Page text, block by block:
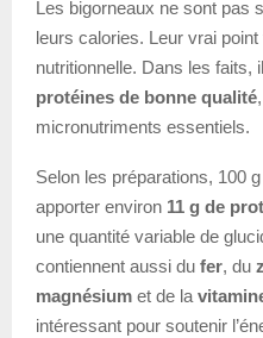
Les bigorneaux ne sont pas
leurs calories. Leur vrai point
nutritionnelle. Dans les faits,
protéines de bonne qualité
micronutriments essentiels.
Selon les préparations, 100
apporter environ 11 g de
une quantité variable de
contiennent aussi du fer, du
magnésium et de la
intéressant pour soutenir